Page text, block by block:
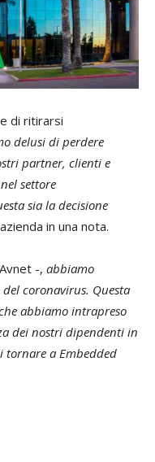
di ritirarsi
delusi di perdere
partner, clienti e
settore
sia la decisione
in una nota.
-, abbiamo
coronavirus. Questa
abbiamo intrapreso
dei nostri dipendenti in
a Embedded